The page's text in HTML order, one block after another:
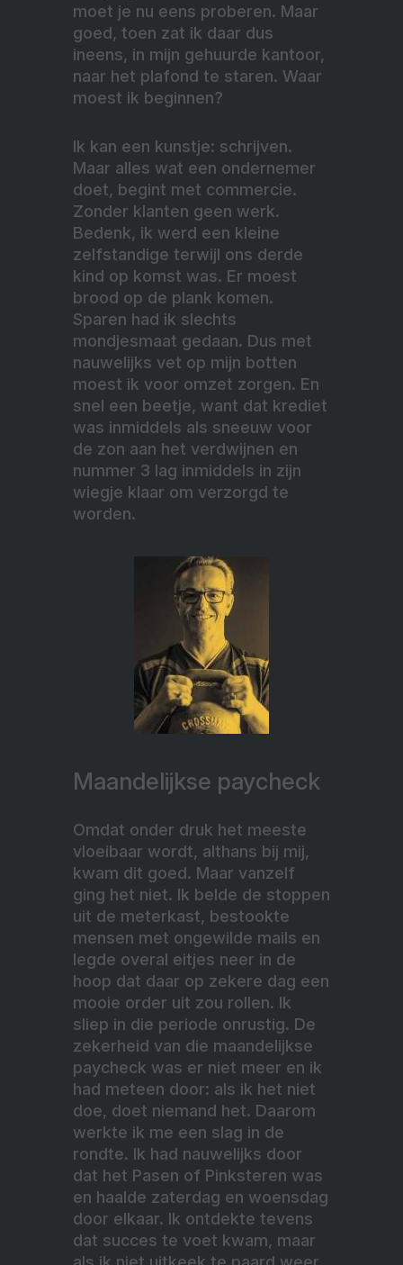
moet je nu eens proberen. Maar
goed, toen zat ik daar dus
ineens, in mijn gehuurde kantoor,
naar het plafond te staren. Waar
moest ik beginnen?
Ik kan een kunstje: schrijven.
Maar alles wat een ondernemer
doet, begint met commercie.
Zonder klanten geen werk.
Bedenk, ik werd een kleine
zelfstandige terwijl ons derde
kind op komst was. Er moest
brood op de plank komen.
Sparen had ik slechts
mondjesmaat gedaan. Dus met
nauwelijks vet op mijn botten
moest ik voor omzet zorgen. En
snel een beetje, want dat krediet
was inmiddels als sneeuw voor
de zon aan het verdwijnen en
nummer 3 lag inmiddels in zijn
wiegje klaar om verzorgd te
worden.
Maandelijkse paycheck
Omdat onder druk het meeste
vloeibaar wordt, althans bij mij,
kwam dit goed. Maar vanzelf
ging het niet. Ik belde de stoppen
uit de meterkast, bestookte
mensen met ongewilde mails en
legde overal eitjes neer in de
hoop dat daar op zekere dag een
mooie order uit zou rollen. Ik
sliep in die periode onrustig. De
zekerheid van die maandelijkse
paycheck was er niet meer en ik
had meteen door: als ik het niet
doe, doet niemand het. Daarom
werkte ik me een slag in de
rondte. Ik had nauwelijks door
dat het Pasen of Pinksteren was
en haalde zaterdag en woensdag
door elkaar. Ik ontdekte tevens
dat succes te voet kwam, maar